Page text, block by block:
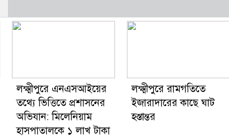
লক্ষ্মীপুরে এনএসআইয়ের
তথ্যে ভিত্তিতে প্রশাসনের
অভিযান: মিলেনিয়াম
হাসপাতালকে ১ লাখ টাকা
লক্ষ্মীপুরে রামগতিতে
ইজারাদারের কাছে ঘাট
হস্তান্তর